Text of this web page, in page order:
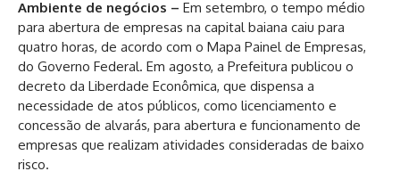
Ambiente de negócios – Em setembro, o tempo médio
para abertura de empresas na capital baiana caiu para
quatro horas, de acordo com o Mapa Painel de Empresas,
do Governo Federal. Em agosto, a Prefeitura publicou o
decreto da Liberdade Econômica, que dispensa a
necessidade de atos públicos, como licenciamento e
concessão de alvarás, para abertura e funcionamento de
empresas que realizam atividades consideradas de baixo
risco.